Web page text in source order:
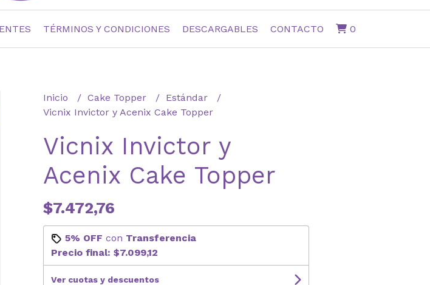
TÉRMINOS Y CONDICIONES DESCARGABLES CONTACTO 0
Inicio Cake Topper
Estándar
Vicnix Invictor y Acenix Cake Topper
Vicnix Invictor y
Acenix Cake Topper
$7.472,76
5% OFF con Transferencia
Precio final: $7.099,12
Ver cuotas y descuentos